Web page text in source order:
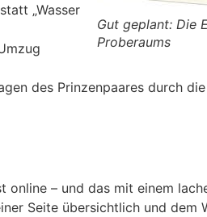
Gut geplant: Die
Proberaums
„Wasser
des Prinzenpaares durch
online – und das mit einem
Seite übersichtlich und dem